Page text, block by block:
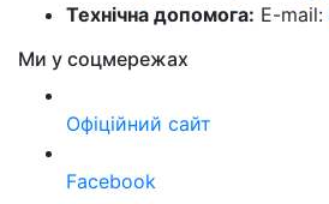
Технічна допомога: E-mail:
Ми у соцмережах
Офіційний сайт
Facebook